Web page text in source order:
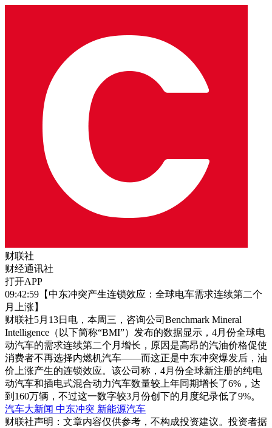
财联社
财经通讯社
打开APP
09:42:59【中东冲突产生连锁效应：全球电车需求连续第二个
月上涨】
财联社5月13日电，本周三，咨询公司Benchmark Mineral
Intelligence（以下简称“BMI”）发布的数据显示，4月份全球电
动汽车的需求连续第二个月增长，原因是高昂的汽油价格促使
消费者不再选择内燃机汽车——而这正是中东冲突爆发后，油
价上涨产生的连锁效应。该公司称，4月份全球新注册的纯电
动汽车和插电式混合动力汽车数量较上年同期增长了6%，达
到160万辆，不过这一数字较3月份创下的月度纪录低了9%。
汽车大新闻 中东冲突 新能源汽车
财联社声明：文章内容仅供参考，不构成投资建议。投资者据